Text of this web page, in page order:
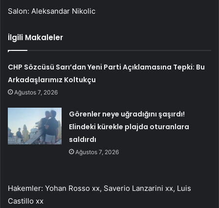
Salon: Aleksandar Nikolic
İlgili Makaleler
CHP Sözcüsü Sarı’dan Yeni Parti Açıklamasına Tepki: Bu
Arkadaşlarımız Koltukçu
Ağustos 7, 2026
Görenler neye uğradığını şaşırdı!
Elindeki kürekle plajda oturanlara
saldırdı
Ağustos 7, 2026
Hakemler: Yohan Rosso xx, Saverio Lanzarini xx, Luis
Castillo xx